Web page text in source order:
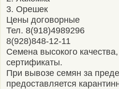
3. Орешек
Цены договорные
Тел. 8(918)4989296
8(928)848-12-11
Семена высокого
сертификаты.
При вывозе семян за
предоставляется